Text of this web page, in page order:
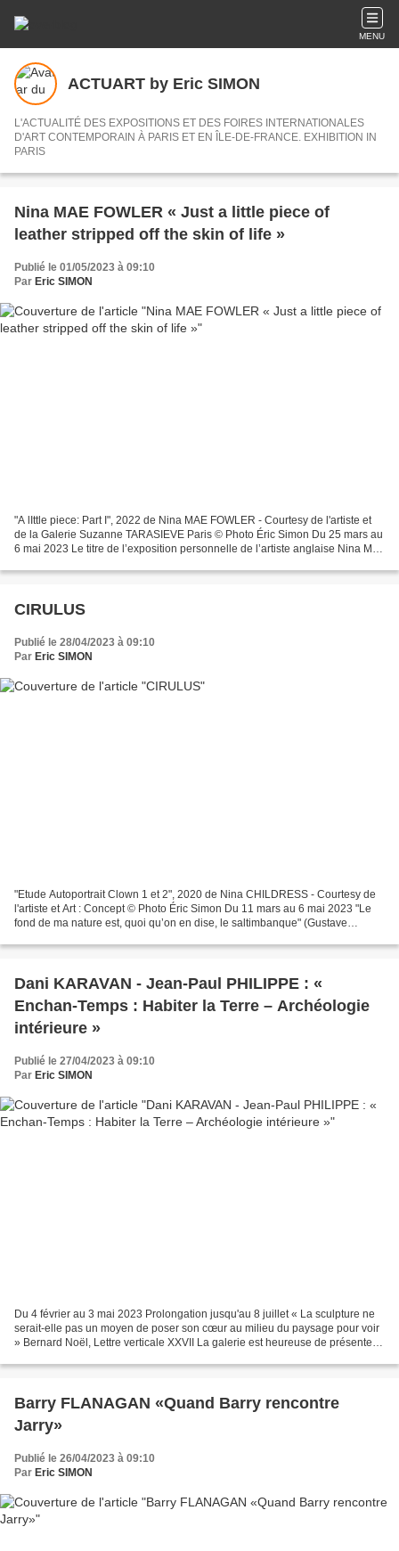
MENU
ACTUART by Eric SIMON
L'ACTUALITÉ DES EXPOSITIONS ET DES FOIRES INTERNATIONALES
D'ART CONTEMPORAIN À PARIS ET EN ÎLE-DE-FRANCE. EXHIBITION IN
PARIS
Nina MAE FOWLER « Just a little piece of
leather stripped off the skin of life »
Publié le 01/05/2023 à 09:10
Par Eric SIMON
"A lIttle piece: Part I", 2022 de Nina MAE FOWLER - Courtesy de l'artiste et
de la Galerie Suzanne TARASIEVE Paris © Photo Éric Simon Du 25 mars au
6 mai 2023 Le titre de l’exposition personnelle de l’artiste anglaise Nina Mae
CIRULUS
Publié le 28/04/2023 à 09:10
Par Eric SIMON
"Etude Autoportrait Clown 1 et 2", 2020 de Nina CHILDRESS - Courtesy de
l'artiste et Art : Concept © Photo Éric Simon Du 11 mars au 6 mai 2023 "Le
fond de ma nature est, quoi qu’on en dise, le saltimbanque" (Gustave
Dani KARAVAN - Jean-Paul PHILIPPE : «
Enchan-Temps : Habiter la Terre – Archéologie
intérieure »
Publié le 27/04/2023 à 09:10
Par Eric SIMON
Du 4 février au 3 mai 2023 Prolongation jusqu'au 8 juillet « La sculpture ne
serait-elle pas un moyen de poser son cœur au milieu du paysage pour voir
» Bernard Noël, Lettre verticale XXVII La galerie est heureuse de présenter
Barry FLANAGAN «Quand Barry rencontre
Jarry»
Publié le 26/04/2023 à 09:10
Par Eric SIMON